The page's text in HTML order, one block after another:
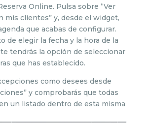
Online. Pulsa sobre “Ver
mis clientes” y, desde el widget,
que acabas de configurar.
de elegir la fecha y la hora de la
tendrás la opción de seleccionar
que has establecido.
como desees desde
y comprobarás que todas
un listado dentro de esta misma